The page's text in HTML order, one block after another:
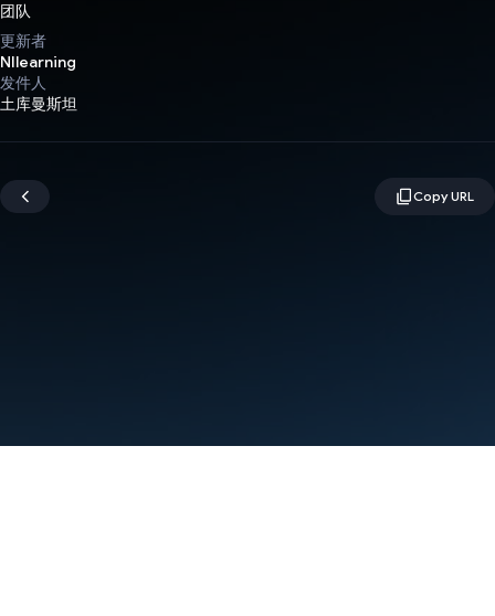
团队
更新者
NIlearning
发件人
土库曼斯坦